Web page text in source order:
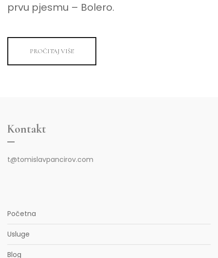
prvu pjesmu – Bolero.
PROČITAJ VIŠE
Kontakt
t@tomislavpancirov.com
Početna
Usluge
Blog